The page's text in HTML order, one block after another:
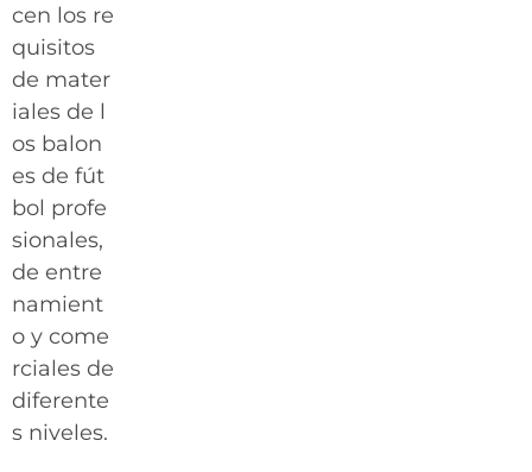
cen los re
quisitos
de mater
iales de l
os balon
es de fút
bol profe
sionales,
de entre
namient
o y come
rciales de
diferente
s niveles.